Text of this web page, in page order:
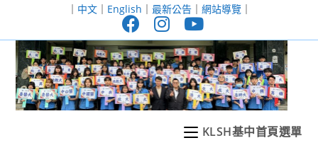
至
｜ 中文｜ English ｜ 最新公告｜ 網站導覽｜
KLSH基中首頁選單